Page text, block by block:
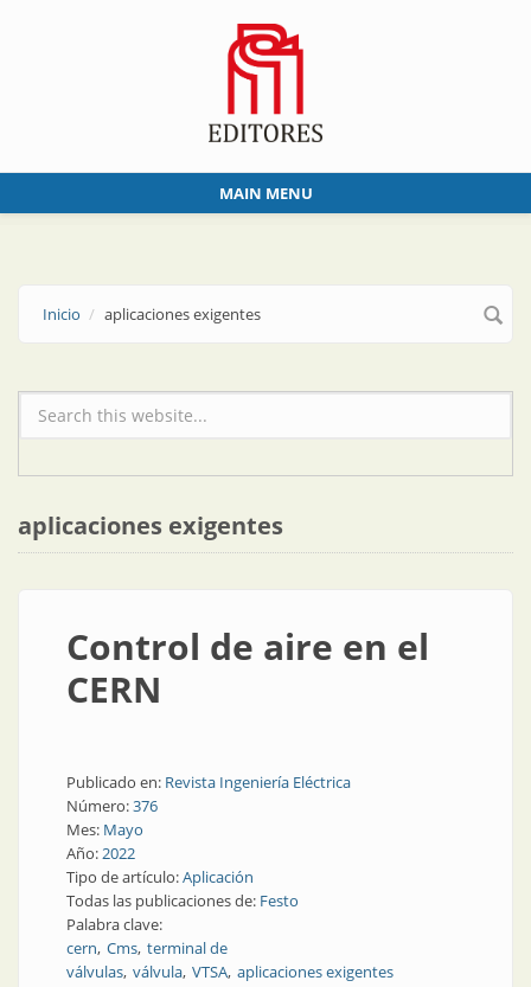
MAIN MENU
Inicio aplicaciones exigentes
Formulario de búsqueda
aplicaciones exigentes
Control de aire en el
CERN
Publicado en: Revista Ingeniería Eléctrica
Número:376
Mes: Mayo
Año:2022
Tipo de artículo:Aplicación
Todas las publicaciones de: Festo
Palabra clave:
cern Cms terminal de
válvulas válvula VTSA aplicaciones exigentes